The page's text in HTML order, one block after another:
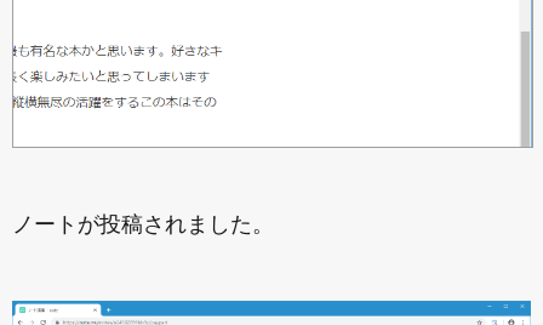
ノートが投稿されました。